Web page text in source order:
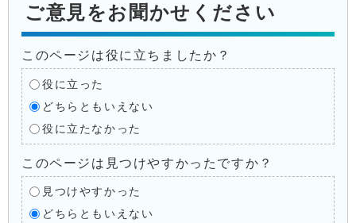
ご意見をお聞かせください
このページは役に立ちましたか？
役に立った
どちらともいえない
役に立たなかった
このページは見つけやすかったですか？
見つけやすかった
どちらともいえない